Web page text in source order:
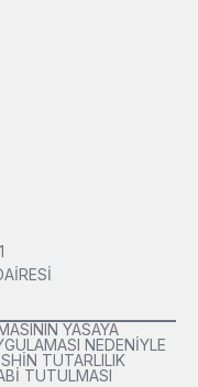
YASAYA
NEDENİYLE
TUTARLILIK
TUTULMASI